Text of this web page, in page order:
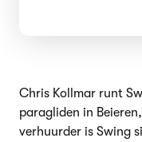
Chris Kollmar runt
paragliden in
verhuurder is Swing